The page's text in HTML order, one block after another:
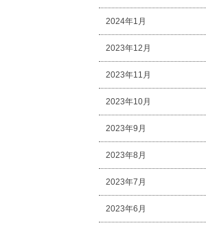
2024年1月
2023年12月
2023年11月
2023年10月
2023年9月
2023年8月
2023年7月
2023年6月